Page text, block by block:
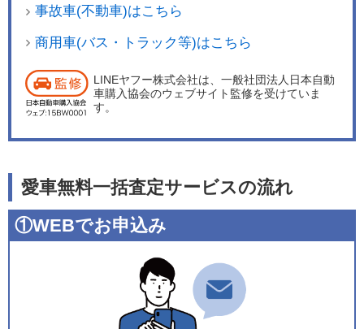
事故車(不動車)はこちら
商用車(バス・トラック等)はこちら
LINEヤフー株式会社は、一般社団法人日本自動
車購入協会のウェブサイト監修を受けていま
す。
愛車無料一括査定サービスの流れ
①WEBでお申込み